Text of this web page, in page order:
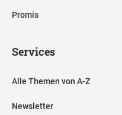
Promis
Services
Alle Themen von A-Z
Newsletter